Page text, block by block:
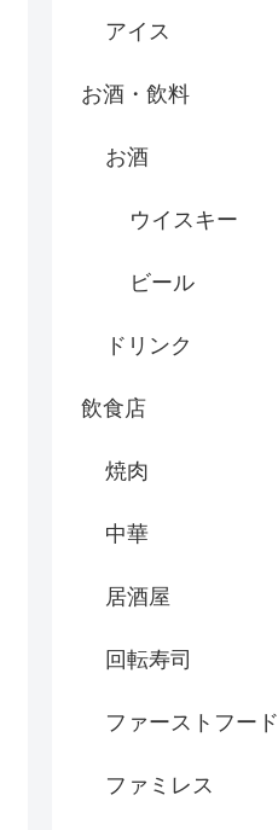
アイス
お酒・飲料
お酒
ウイスキー
ビール
ドリンク
飲食店
焼肉
中華
居酒屋
回転寿司
ファーストフード
ファミレス